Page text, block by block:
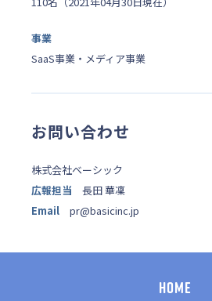
事業
SaaS事業・メディア事業
お問い合わせ
株式会社ベーシック
広報担当 長田 華凜
Email pr@basicinc.jp
HOME